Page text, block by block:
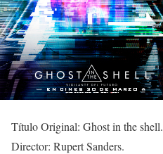
Título Original: Ghost in the shell.
Director: Rupert Sanders.